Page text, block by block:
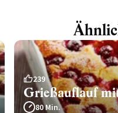
239
Grießauflauf
80 Min.